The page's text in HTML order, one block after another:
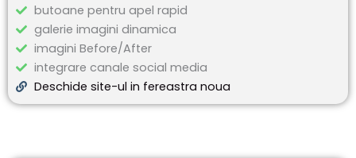
butoane pentru apel rapid
galerie imagini dinamica
imagini Before/After
integrare canale social media
Deschide site-ul in fereastra noua